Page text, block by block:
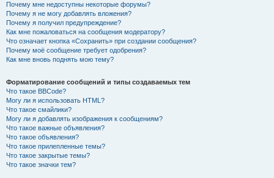
Почему мне недоступны некоторые форумы?
Почему я не могу добавлять вложения?
Почему я получил предупреждение?
Как мне пожаловаться на сообщения модератору?
Что означает кнопка «Сохранить» при создании сообщения?
Почему моё сообщение требует одобрения?
Как мне вновь поднять мою тему?
Форматирование сообщений и типы создаваемых тем
Что такое BBCode?
Могу ли я использовать HTML?
Что такое смайлики?
Могу ли я добавлять изображения к сообщениям?
Что такое важные объявления?
Что такое объявления?
Что такое прилепленные темы?
Что такое закрытые темы?
Что такое значки тем?